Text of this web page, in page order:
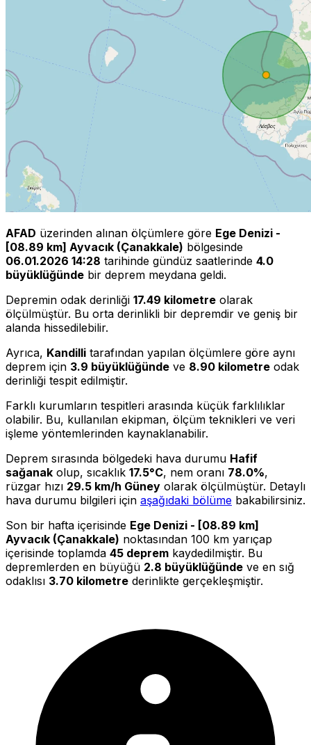
AFAD üzerinden alınan ölçümlere göre Ege Denizi -
[08.89 km] Ayvacık (Çanakkale) bölgesinde
06.01.2026 14:28 tarihinde gündüz saatlerinde 4.0
büyüklüğünde bir deprem meydana geldi.
Depremin odak derinliği 17.49 kilometre olarak
ölçülmüştür. Bu orta derinlikli bir depremdir ve geniş bir
alanda hissedilebilir.
Ayrıca, Kandilli tarafından yapılan ölçümlere göre aynı
deprem için 3.9 büyüklüğünde ve 8.90 kilometre odak
derinliği tespit edilmiştir.
Farklı kurumların tespitleri arasında küçük farklılıklar
olabilir. Bu, kullanılan ekipman, ölçüm teknikleri ve veri
işleme yöntemlerinden kaynaklanabilir.
Deprem sırasında bölgedeki hava durumu Hafif
sağanak olup, sıcaklık 17.5°C, nem oranı 78.0%,
rüzgar hızı 29.5 km/h Güney olarak ölçülmüştür. Detaylı
hava durumu bilgileri için aşağıdaki bölüme bakabilirsiniz.
Son bir hafta içerisinde Ege Denizi - [08.89 km]
Ayvacık (Çanakkale) noktasından 100 km yarıçap
içerisinde toplamda 45 deprem kaydedilmiştir. Bu
depremlerden en büyüğü 2.8 büyüklüğünde ve en sığ
odaklısı 3.70 kilometre derinlikte gerçekleşmiştir.